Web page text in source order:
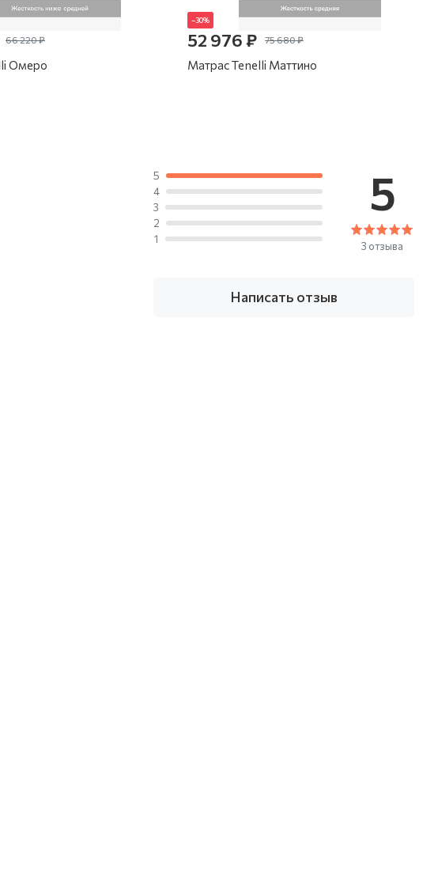
66 220 ₽
Омеро
–30%
52 976 ₽ 75 680 ₽
Матрас Tenelli Маттино
5
4
3
2
1
5
3 отзыва
Написать отзыв